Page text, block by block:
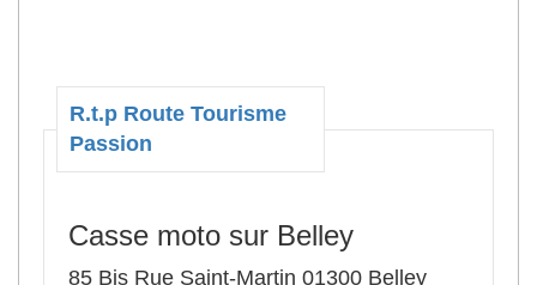
R.t.p Route Tourisme
Passion
Casse moto sur Belley
85 Bis Rue Saint-Martin 01300 Belley